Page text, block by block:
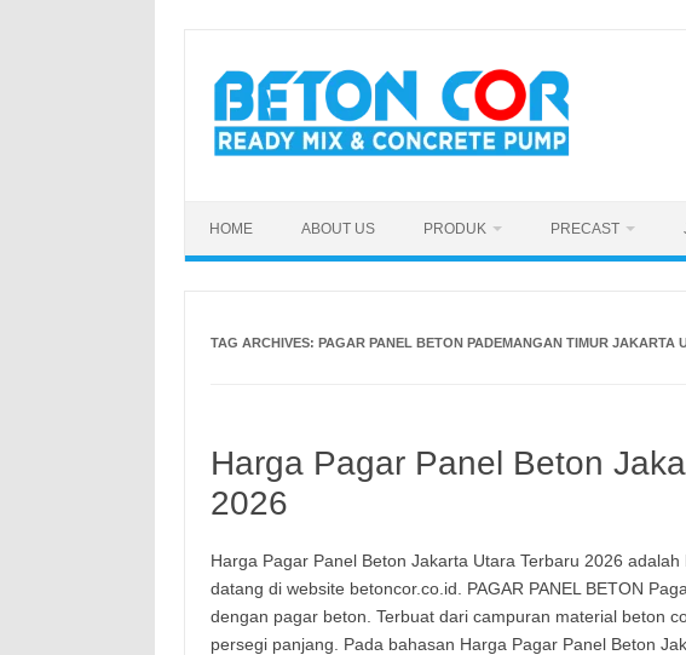
content
HOME ABOUT US PRODUK PRECAST
TAG ARCHIVES: PAGAR PANEL BETON PADEMANGAN TIMUR JAKARTA
Harga Pagar Panel Beton
2026
Harga Pagar Panel Beton Jakarta Utara Terbaru 2026
datang di website betoncor.co.id. PAGAR PANEL BETON
dengan pagar beton. Terbuat dari campuran material beton
persegi panjang. Pada bahasan Harga Pagar Panel Beton